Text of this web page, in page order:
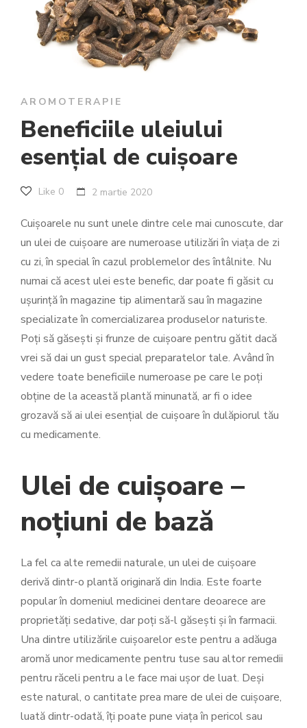
AROMOTERAPIE
Beneficiile uleiului
esențial de cuișoare
Like 0 2 martie 2020
Cuișoarele nu sunt unele dintre cele mai cunoscute, dar
un ulei de cuișoare are numeroase utilizări în viața de zi
cu zi, în special în cazul problemelor des întâlnite. Nu
numai că acest ulei este benefic, dar poate fi găsit cu
ușurință în magazine tip alimentară sau în magazine
specializate în comercializarea produselor naturiste.
Poți să găsești și frunze de cuișoare pentru gătit dacă
vrei să dai un gust special preparatelor tale. Având în
vedere toate beneficiile numeroase pe care le poți
obține de la această plantă minunată, ar fi o idee
grozavă să ai ulei esențial de cuișoare în dulăpiorul tău
cu medicamente.
Ulei de cuișoare –
noțiuni de bază
La fel ca alte remedii naturale, un ulei de cuișoare
derivă dintr-o plantă originară din India. Este foarte
popular în domeniul medicinei dentare deoarece are
proprietăți sedative, dar poți să-l găsești și în farmacii.
Una dintre utilizările cuișoarelor este pentru a adăuga
aromă unor medicamente pentru tuse sau altor remedii
pentru răceli pentru a le face mai ușor de luat. Deși
este natural, o cantitate prea mare de ulei de cuișoare,
luată dintr-odată, îți poate pune viața în pericol sau